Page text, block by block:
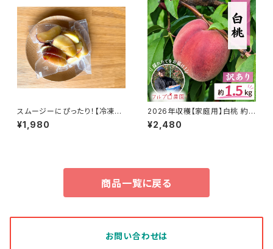
スムージーにぴったり！【冷凍り
んご】 1kg (200g×5袋) 皮つき
の信州りんごを凍らせてみまし
¥1,980
2026年収穫【家庭用】白桃 約1.
5kg（4-10玉） 8月以降発送 香
り良くジューシーな白桃をお届
¥2,480
商品一覧に戻る
お問い合わせは